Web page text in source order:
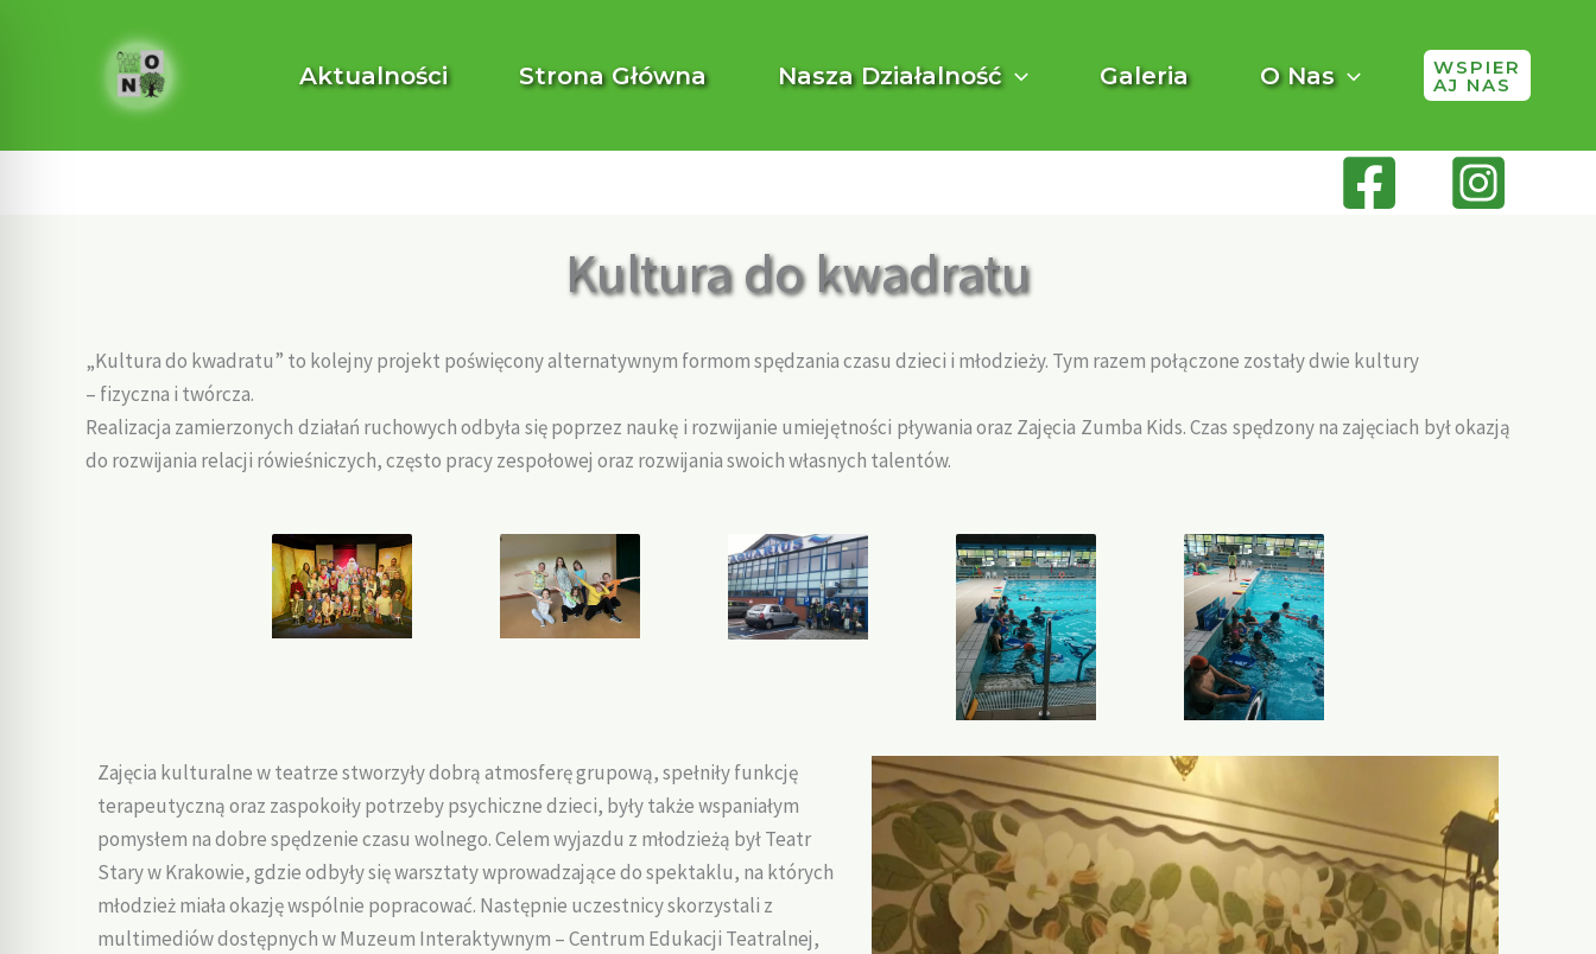
Aktualności Strona Główna Nasza Działalność Galeria O Nas WSPIER
AJ NAS
Kultura do kwadratu
„Kultura do kwadratu” to kolejny projekt poświęcony alternatywnym formom spędzania czasu dzieci i młodzieży. Tym razem połączone zostały dwie kultury
– fizyczna i twórcza.
Realizacja zamierzonych działań ruchowych odbyła się poprzez naukę i rozwijanie umiejętności pływania oraz Zajęcia Zumba Kids. Czas spędzony na zajęciach był okazją
do rozwijania relacji rówieśniczych, często pracy zespołowej oraz rozwijania swoich własnych talentów.
Zajęcia kulturalne w teatrze stworzyły dobrą atmosferę grupową, spełniły funkcję
terapeutyczną oraz zaspokoiły potrzeby psychiczne dzieci, były także wspaniałym
pomysłem na dobre spędzenie czasu wolnego. Celem wyjazdu z młodzieżą był Teatr
Stary w Krakowie, gdzie odbyły się warsztaty wprowadzające do spektaklu, na których
młodzież miała okazję wspólnie popracować. Następnie uczestnicy skorzystali z
multimediów dostępnych w Muzeum Interaktywnym – Centrum Edukacji Teatralnej,